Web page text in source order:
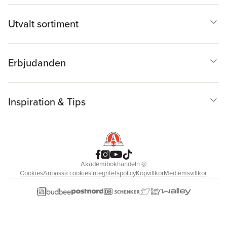
Utvalt sortiment
Erbjudanden
Inspiration & Tips
Akademibokhandeln@
CookiesAnpassa cookiesIntegritetspolicyKöpvillkorMedlemsvillkor